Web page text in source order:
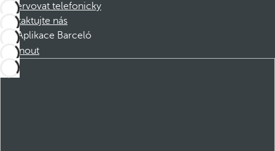
Rezervovat telefonicky
Kontaktujte nás
Aplikace Barceló
Stáhnout